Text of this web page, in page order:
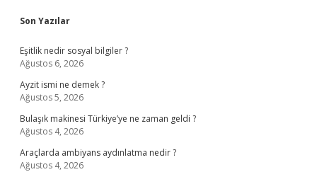
Sidebar
Son Yazılar
Eşitlik nedir sosyal bilgiler ?
Ağustos 6, 2026
Ayzit ismi ne demek ?
Ağustos 5, 2026
Bulaşık makinesi Türkiye’ye ne zaman geldi ?
Ağustos 4, 2026
Araçlarda ambiyans aydınlatma nedir ?
Ağustos 4, 2026